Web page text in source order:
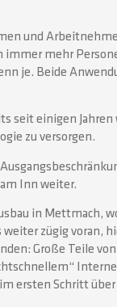
und
mehr
je. Beide
seit einigen
zu versorgen.
Inn weiter.
in Mettmach,
zügig voran,
Große Teile
ersten Schritt